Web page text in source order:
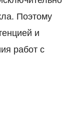
Поэтому
и
работ с